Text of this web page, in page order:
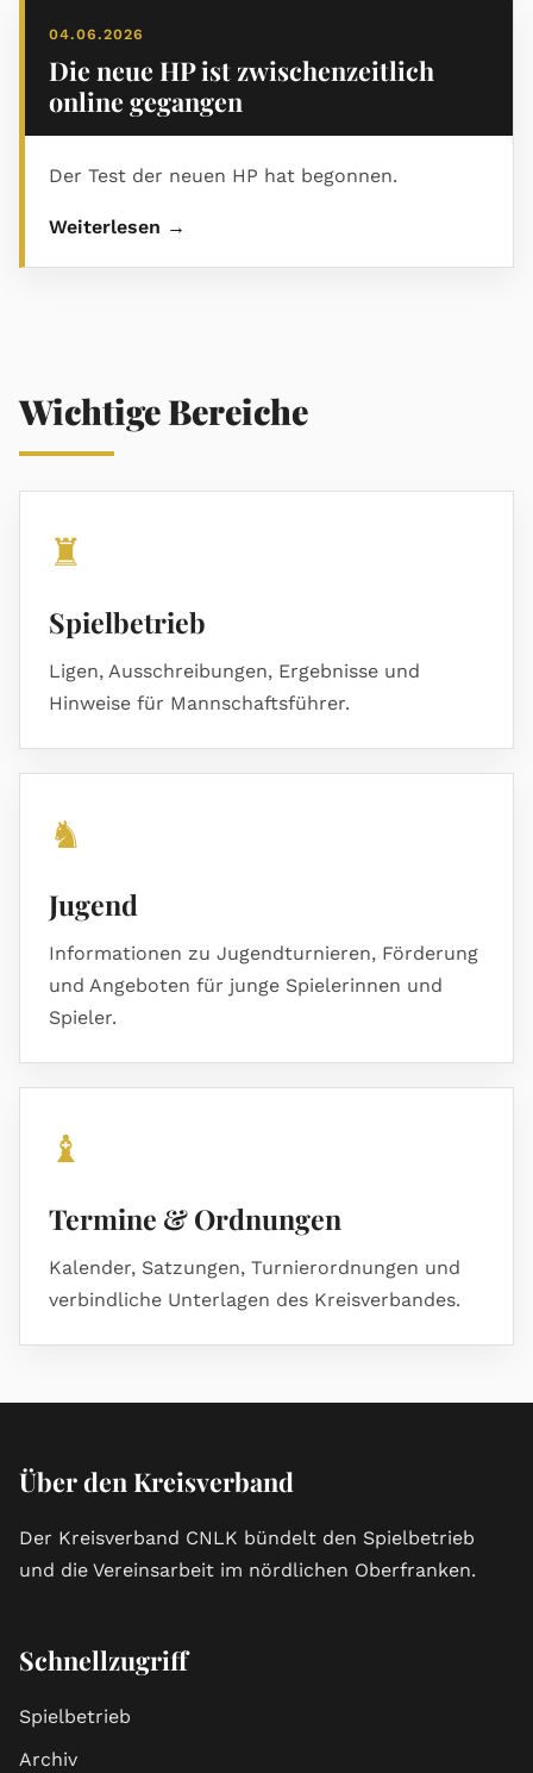
04.06.2026
Die neue HP ist zwischenzeitlich
online gegangen
Der Test der neuen HP hat begonnen.
Weiterlesen →
Wichtige Bereiche
♜
Spielbetrieb
Ligen, Ausschreibungen, Ergebnisse und
Hinweise für Mannschaftsführer.
♞
Jugend
Informationen zu Jugendturnieren, Förderung
und Angeboten für junge Spielerinnen und
Spieler.
♝
Termine & Ordnungen
Kalender, Satzungen, Turnierordnungen und
verbindliche Unterlagen des Kreisverbandes.
Über den Kreisverband
Der Kreisverband CNLK bündelt den Spielbetrieb
und die Vereinsarbeit im nördlichen Oberfranken.
Schnellzugriff
Spielbetrieb
Archiv